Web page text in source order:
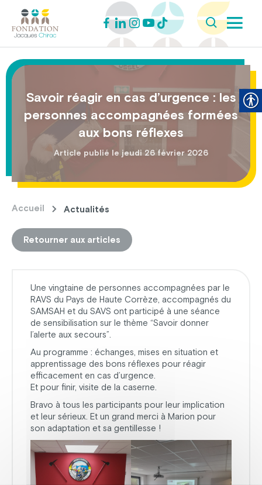
Savoir réagir en cas d’urgence : les
personnes accompagnées formées
aux bons réflexes
Article publié le jeudi 26 février 2026
Accueil Actualités
Retourner aux articles
Une vingtaine de personnes accompagnées par le
RAVS du Pays de Haute Corrèze, accompagnés du
SAMSAH et du SAVS ont participé à une séance
de sensibilisation sur le thème “Savoir donner
l’alerte aux secours”.
Au programme : échanges, mises en situation et
apprentissage des bons réflexes pour réagir
efficacement en cas d’urgence.
Et pour finir, visite de la caserne.
Bravo à tous les participants pour leur implication
et leur sérieux. Et un grand merci à Marion pour
son adaptation et sa gentillesse !